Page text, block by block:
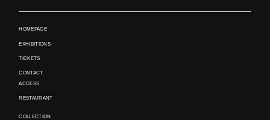
HOMEPAGE
EXHIBITIONS
TICKETS
CONTACT
ACCESS
RESTAURANT
COLLECTION